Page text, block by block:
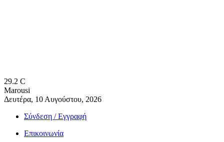
29.2 C
Marousi
Δευτέρα, 10 Αυγούστου, 2026
Σύνδεση / Εγγραφή
Επικοινωνία